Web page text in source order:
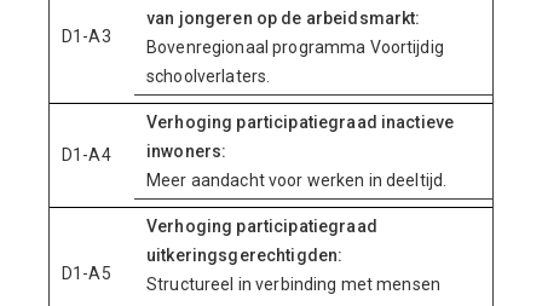
D1-A3
van jongeren op de arbeidsmarkt:
Bovenregionaal programma Voortijdig
schoolverlaters.
D1-A4
Verhoging participatiegraad inactieve
inwoners:
Meer aandacht voor werken in deeltijd.
D1-A5
Verhoging participatiegraad
uitkeringsgerechtigden:
Structureel in verbinding met mensen